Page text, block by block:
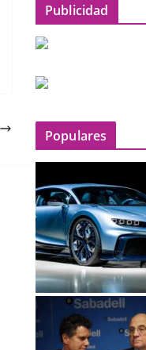
Publicidad
Populares